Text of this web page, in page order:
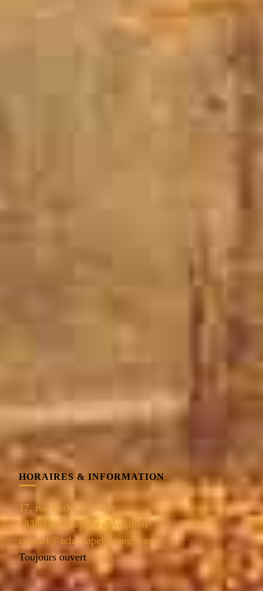
HORAIRES & INFORMATION
17, rue Eudes de Sully
18380 La Chapelle d'Angillon
contact@aclachapelledangillon.fr
Toujours ouvert